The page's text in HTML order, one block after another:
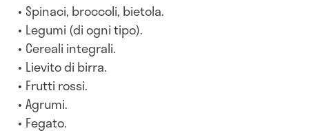
Spinaci, broccoli, bietola.
Legumi (di ogni tipo).
Cereali integrali.
Lievito di birra.
Frutti rossi.
Agrumi.
Fegato.